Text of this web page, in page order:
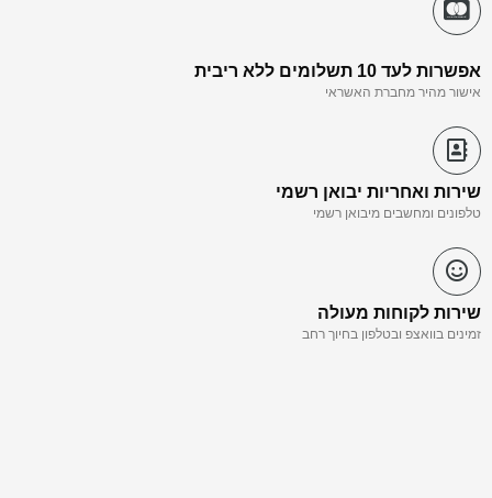
אפשרות לעד 10 תשלומים ללא ריבית
אישור מהיר מחברת האשראי
שירות ואחריות יבואן רשמי
טלפונים ומחשבים מיבואן רשמי
שירות לקוחות מעולה
זמינים בוואצפ ובטלפון בחיוך רחב